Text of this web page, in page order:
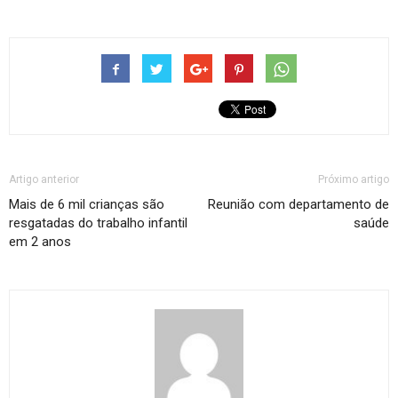
Artigo anterior
Mais de 6 mil crianças são
resgatadas do trabalho infantil
em 2 anos
Próximo artigo
Reunião com departamento de
saúde